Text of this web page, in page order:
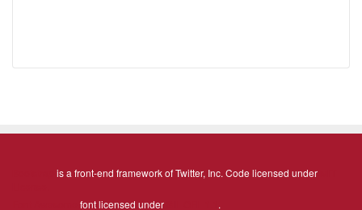
is a front-end framework of Twitter, Inc. Code licensed under
font licensed under .